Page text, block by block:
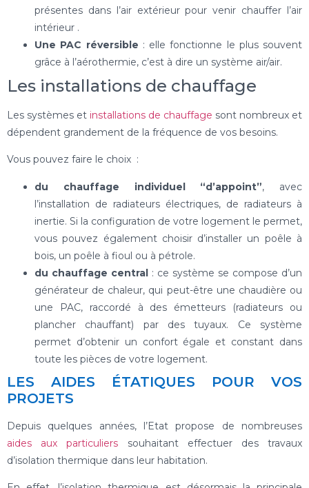
présentes dans l’air extérieur pour venir chauffer l’air
intérieur .
Une PAC réversible : elle fonctionne le plus souvent
grâce à l’aérothermie, c’est à dire un système air/air.
Les installations de chauffage
Les systèmes et installations de chauffage sont nombreux et
dépendent grandement de la fréquence de vos besoins.
Vous pouvez faire le choix :
du chauffage individuel “d’appoint”, avec
l’installation de radiateurs électriques, de radiateurs à
inertie. Si la configuration de votre logement le permet,
vous pouvez également choisir d’installer un poêle à
bois, un poêle à fioul ou à pétrole.
du chauffage central : ce système se compose d’un
générateur de chaleur, qui peut-être une chaudière ou
une PAC, raccordé à des émetteurs (radiateurs ou
plancher chauffant) par des tuyaux. Ce système
permet d’obtenir un confort égale et constant dans
toute les pièces de votre logement.
LES AIDES ÉTATIQUES POUR VOS
PROJETS
Depuis quelques années, l’Etat propose de nombreuses
aides aux particuliers souhaitant effectuer des travaux
d’isolation thermique dans leur habitation.